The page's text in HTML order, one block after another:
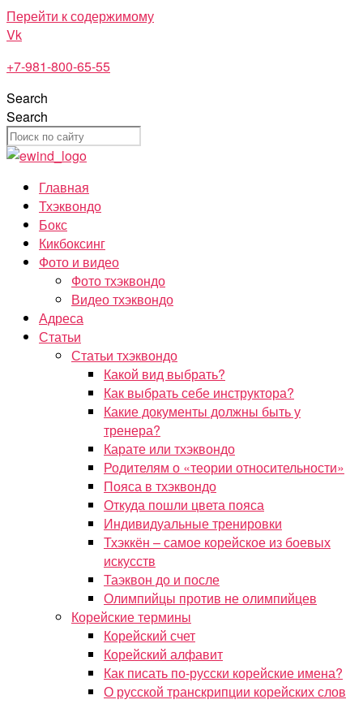
Перейти к содержимому
Vk
+7-981-800-65-55
Search
Search
Главная
Тхэквондо
Бокс
Кикбоксинг
Фото и видео
Фото тхэквондо
Видео тхэквондо
Адреса
Статьи
Статьи тхэквондо
Какой вид выбрать?
Как выбрать себе инструктора?
Какие документы должны быть у
тренера?
Карате или тхэквондо
Родителям о «теории относительности»
Пояса в тхэквондо
Откуда пошли цвета пояса
Индивидуальные тренировки
Тхэккён – самое корейское из боевых
искусств
Таэквон до и после
Олимпийцы против не олимпийцев
Корейские термины
Корейский счет
Корейский алфавит
Как писать по-русски корейские имена?
О русской транскрипции корейских слов